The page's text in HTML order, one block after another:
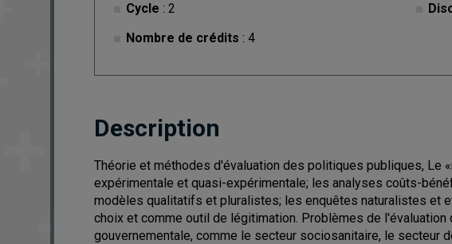
Cycle : 2
Nombre de crédits : 4
Description
Théorie et méthodes d'évaluation des politiques publiques, Le
expérimentale et quasi-expérimentale; les analyses coûts-
modèles qualitatifs et pluralistes; les enquêtes naturalistes et
choix et comme outil de légitimation. Problèmes de
gouvernementale, comme le secteur sociosanitaire, le secteur